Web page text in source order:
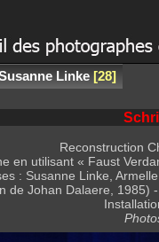
Linke 28
Reconstruction
en utilisant « Faust
: Susanne Linke,
de Johan Dalaere,